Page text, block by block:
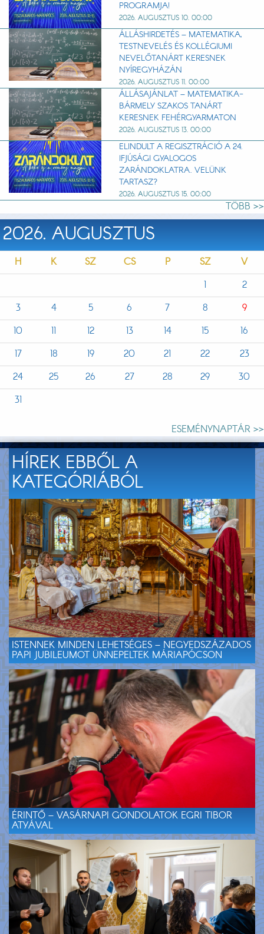
PROGRAMJA!
2026. AUGUSZTUS 10. 00:00
ÁLLÁSHIRDETÉS – MATEMATIKA,
TESTNEVELÉS ÉS KOLLÉGIUMI
NEVELŐTANÁRT KERESNEK
NYÍREGYHÁZÁN
2026. AUGUSZTUS 11. 00:00
ÁLLÁSAJÁNLAT – MATEMATIKA-
BÁRMELY SZAKOS TANÁRT
KERESNEK FEHÉRGYARMATON
2026. AUGUSZTUS 13. 00:00
ELINDULT A REGISZTRÁCIÓ A 24.
IFJÚSÁGI GYALOGOS
ZARÁNDOKLATRA. VELÜNK
TARTASZ?
2026. AUGUSZTUS 15. 00:00
TÖBB >>
2026. AUGUSZTUS
H K SZ CS P SZ
V
1
2
3
4 5 6 7 8
9
10
11 12 13 14 15
16
17
18 19 20 21 22
23
24
25 26 27 28 29
30
31
ESEMÉNYNAPTÁR >>
HÍREK EBBŐL A
KATEGÓRIÁBÓL
ISTENNEK MINDEN LEHETSÉGES – NEGYEDSZÁZADOS
PAPI JUBILEUMOT ÜNNEPELTEK MÁRIAPÓCSON
ÉRINTŐ – VASÁRNAPI GONDOLATOK EGRI TIBOR
ATYÁVAL